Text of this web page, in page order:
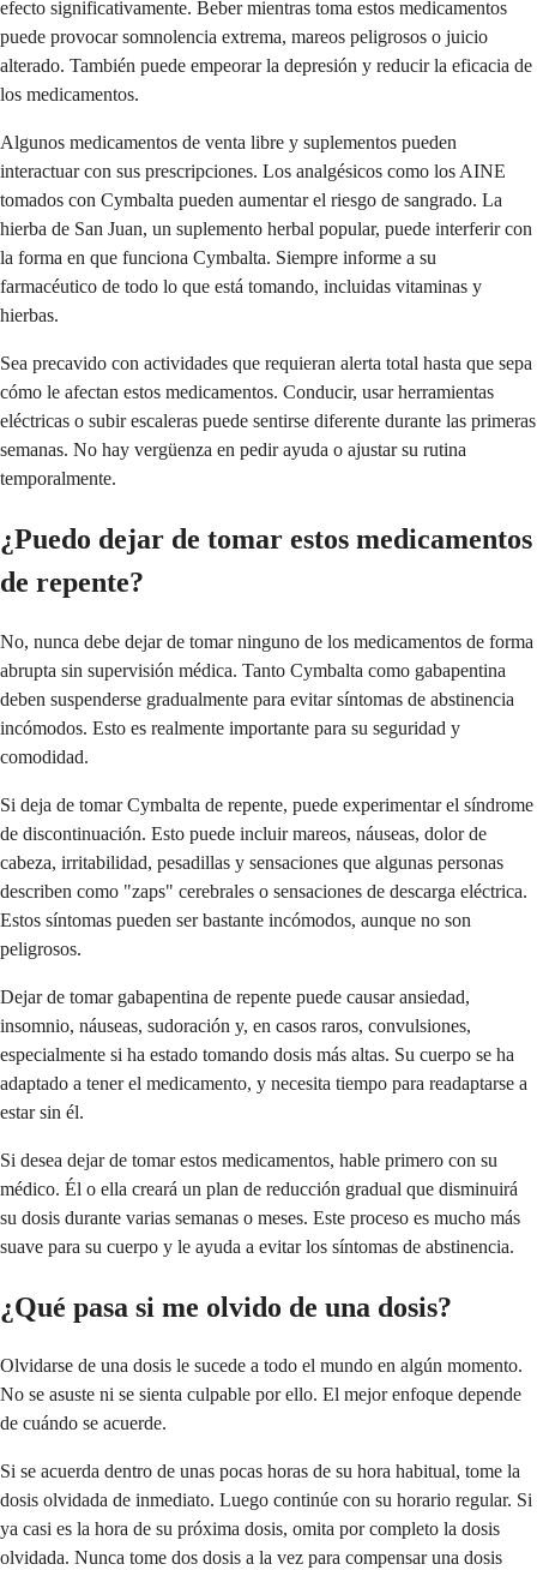
efecto significativamente. Beber mientras toma estos medicamentos
puede provocar somnolencia extrema, mareos peligrosos o juicio
alterado. También puede empeorar la depresión y reducir la eficacia de
los medicamentos.
Algunos medicamentos de venta libre y suplementos pueden
interactuar con sus prescripciones. Los analgésicos como los AINE
tomados con Cymbalta pueden aumentar el riesgo de sangrado. La
hierba de San Juan, un suplemento herbal popular, puede interferir con
la forma en que funciona Cymbalta. Siempre informe a su
farmacéutico de todo lo que está tomando, incluidas vitaminas y
hierbas.
Sea precavido con actividades que requieran alerta total hasta que sepa
cómo le afectan estos medicamentos. Conducir, usar herramientas
eléctricas o subir escaleras puede sentirse diferente durante las primeras
semanas. No hay vergüenza en pedir ayuda o ajustar su rutina
temporalmente.
¿Puedo dejar de tomar estos medicamentos
de repente?
No, nunca debe dejar de tomar ninguno de los medicamentos de forma
abrupta sin supervisión médica. Tanto Cymbalta como gabapentina
deben suspenderse gradualmente para evitar síntomas de abstinencia
incómodos. Esto es realmente importante para su seguridad y
comodidad.
Si deja de tomar Cymbalta de repente, puede experimentar el síndrome
de discontinuación. Esto puede incluir mareos, náuseas, dolor de
cabeza, irritabilidad, pesadillas y sensaciones que algunas personas
describen como "zaps" cerebrales o sensaciones de descarga eléctrica.
Estos síntomas pueden ser bastante incómodos, aunque no son
peligrosos.
Dejar de tomar gabapentina de repente puede causar ansiedad,
insomnio, náuseas, sudoración y, en casos raros, convulsiones,
especialmente si ha estado tomando dosis más altas. Su cuerpo se ha
adaptado a tener el medicamento, y necesita tiempo para readaptarse a
estar sin él.
Si desea dejar de tomar estos medicamentos, hable primero con su
médico. Él o ella creará un plan de reducción gradual que disminuirá
su dosis durante varias semanas o meses. Este proceso es mucho más
suave para su cuerpo y le ayuda a evitar los síntomas de abstinencia.
¿Qué pasa si me olvido de una dosis?
Olvidarse de una dosis le sucede a todo el mundo en algún momento.
No se asuste ni se sienta culpable por ello. El mejor enfoque depende
de cuándo se acuerde.
Si se acuerda dentro de unas pocas horas de su hora habitual, tome la
dosis olvidada de inmediato. Luego continúe con su horario regular. Si
ya casi es la hora de su próxima dosis, omita por completo la dosis
olvidada. Nunca tome dos dosis a la vez para compensar una dosis